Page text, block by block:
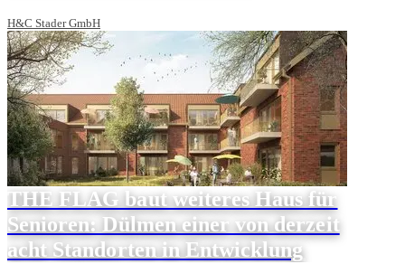
H&C Stader GmbH
THE FLAG baut weiteres Haus für
Senioren: Dülmen einer von derzeit
acht Standorten in Entwicklung